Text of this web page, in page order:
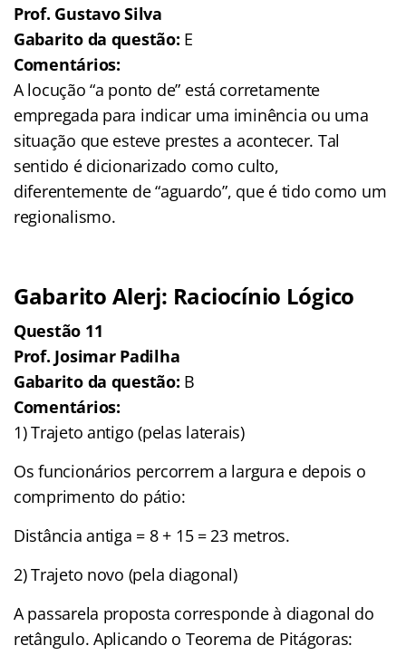
Prof. Gustavo Silva
Gabarito da questão: E
Comentários:
A locução “a ponto de” está corretamente
empregada para indicar uma iminência ou uma
situação que esteve prestes a acontecer. Tal
sentido é dicionarizado como culto,
diferentemente de “aguardo”, que é tido como um
regionalismo.
Gabarito Alerj: Raciocínio Lógico
Questão 11
Prof. Josimar Padilha
Gabarito da questão: B
Comentários:
1) Trajeto antigo (pelas laterais)
Os funcionários percorrem a largura e depois o
comprimento do pátio:
Distância antiga = 8 + 15 = 23 metros.
2) Trajeto novo (pela diagonal)
A passarela proposta corresponde à diagonal do
retângulo. Aplicando o Teorema de Pitágoras: